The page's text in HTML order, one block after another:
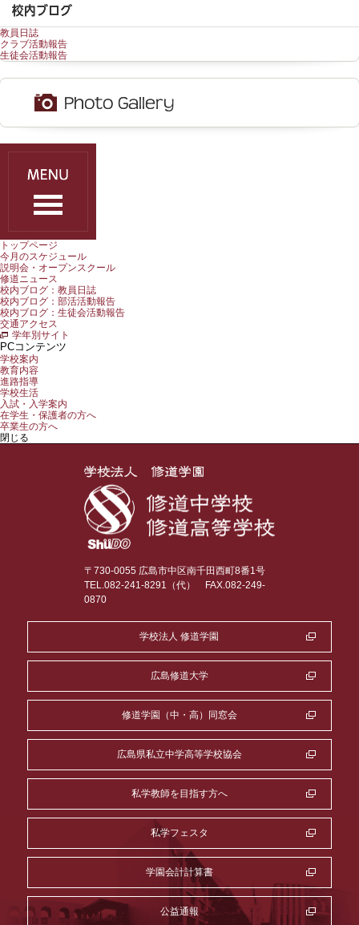
教員日誌
クラブ活動報告
生徒会活動報告
トップページ
今月のスケジュール
説明会・オープンスクール
修道ニュース
校内ブログ：教員日誌
校内ブログ：部活活動報告
校内ブログ：生徒会活動報告
交通アクセス
学年別サイト
PCコンテンツ
学校案内
教育内容
進路指導
学校生活
入試・入学案内
在学生・保護者の方へ
卒業生の方へ
閉じる
〒730-0055 広島市中区南千田西町8番1号
TEL.082-241-8291（代）
FAX.082-249-
0870
学校法人 修道学園
広島修道大学
修道学園（中・高）同窓会
広島県私立中学高等学校協会
私学教師を目指す方へ
私学フェスタ
学園会計計算書
公益通報